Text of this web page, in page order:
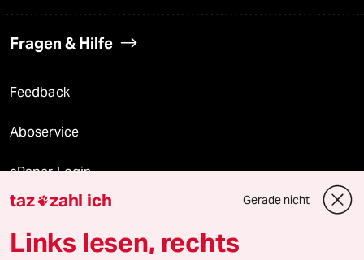
Fragen & Hilfe
Feedback
Aboservice
ePaper Login
Downloads für Abonnierende
taz zahl ich Gerade nicht
Links lesen, rechts